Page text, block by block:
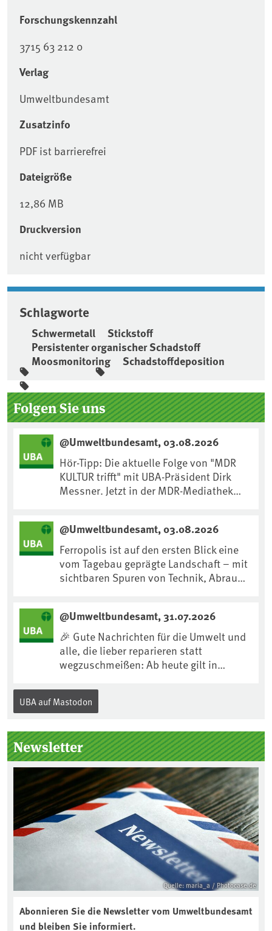
Forschungskennzahl
3715 63 212 0
Verlag
Umweltbundesamt
Zusatzinfo
PDF ist barrierefrei
Dateigröße
12,86 MB
Druckversion
nicht verfügbar
Schlagworte
Schwermetall
Stickstoff
Persistenter organischer Schadstoff
Moosmonitoring
Schadstoffdeposition
Seitenleiste
Folgen Sie uns
@Umweltbundesamt, 03.08.2026
Hör-Tipp: Die aktuelle Folge von "MDR
KULTUR trifft" mit UBA-Präsident Dirk
Messner. Jetzt in der MDR-Mediathek
fft/dirk-messner-audio-100.html
@Umweltbundesamt, 03.08.2026
Ferropolis ist auf den ersten Blick eine
vom Tagebau geprägte Landschaft – mit
sichtbaren Spuren von Technik, Abraum
nur ihre bergbauliche Vergangenheit.
Hier lässt sich beobachten, wie sich aus
Kippenflächen lebendige Böden
entwickeln, Pflanzen Fuß fassen & neue
Lebensräume entstehen....
@Umweltbundesamt, 31.07.2026
🎉 Gute Nachrichten für die Umwelt und
alle, die lieber reparieren statt
wegzuschmeißen: Ab heute gilt in
„Recht auf Reparatur“.Demnach müssen
Hersteller allen Verbraucher*innen für
technisch möglich – nach Ablauf der
Gewährleistungsfrist Reparaturen zu
einem angemessenen Preis anbieten:
UBA auf Mastodon
Newsletter
Quelle: maria_a / Photocase.de
Abonnieren Sie die Newsletter vom Umweltbundesamt
und bleiben Sie informiert.